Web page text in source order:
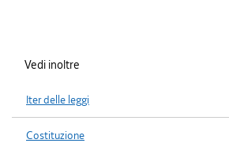
Vedi inoltre
Iter delle leggi
Costituzione